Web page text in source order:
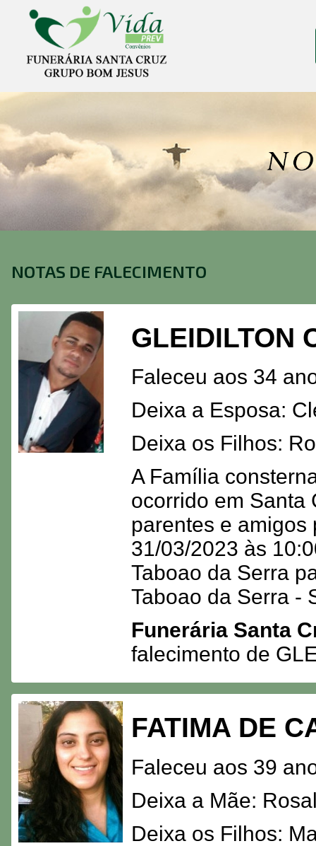
NOTAS DE FALECIMENTO
GLEIDILTON
Faleceu aos 34
Deixa a Esposa:
Deixa os Filhos:
A Família
ocorrido em Santa
parentes e amigos
31/03/2023 às
Taboao da Serra
Taboao da Serra -
Funerária Santa
falecimento de
FATIMA DE
Faleceu aos 39
Deixa a Mãe:
Deixa os Filhos: